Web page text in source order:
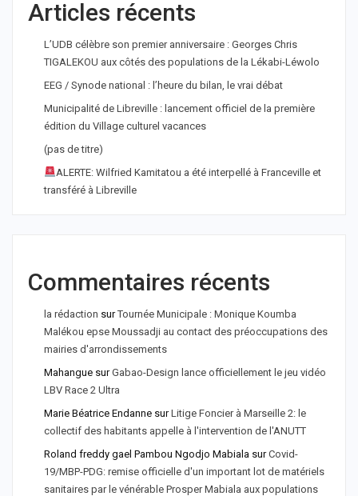
Articles récents
L’UDB célèbre son premier anniversaire : Georges Chris
TIGALEKOU aux côtés des populations de la Lékabi-Léwolo
EEG / Synode national : l’heure du bilan, le vrai débat
Municipalité de Libreville : lancement officiel de la première
édition du Village culturel vacances
(pas de titre)
ALERTE: Wilfried Kamitatou a été interpellé à Franceville et
transféré à Libreville
Commentaires récents
la rédaction surTournée Municipale : Monique Koumba
Malékou epse Moussadji au contact des préoccupations des
mairies d'arrondissements
Mahangue surGabao-Design lance officiellement le jeu vidéo
LBV Race 2 Ultra
Marie Béatrice Endanne surLitige Foncier à Marseille 2: le
collectif des habitants appelle à l'intervention de l'ANUTT
Roland freddy gael Pambou Ngodjo Mabiala surCovid-
19/MBP-PDG: remise officielle d'un important lot de matériels
sanitaires par le vénérable Prosper Mabiala aux populations